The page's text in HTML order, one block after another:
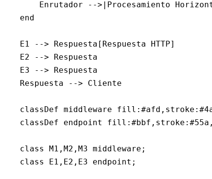
Enrutador -->|Procesamiento
    end
    E1 --> Respuesta[Respuesta HTTP]
    E2 --> Respuesta
    E3 --> Respuesta
    Respuesta --> Cliente
classDef middleware
classDef endpoint
    class M1,M2,M3 middleware;
    class E1,E2,E3 endpoint;